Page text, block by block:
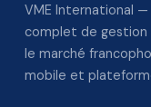
VME International
complet de
le marché
mobile et